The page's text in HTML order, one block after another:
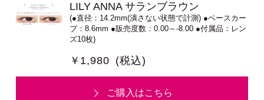
LILY ANNA サランブラウン
(●直径：14.2mm(潰さない状態で計測) ●ベースカー
ブ：8.6mm ●販売度数：0.00～-8.00 ●付属品：レン
ズ10枚)
￥1,980 (税込)
ご購入はこちら